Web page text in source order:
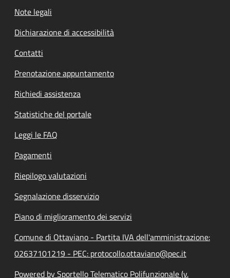
Note legali
Dichiarazione di accessibilità
Contatti
Prenotazione appuntamento
Richiedi assistenza
Statistiche del portale
Leggi le FAQ
Pagamenti
Riepilogo valutazioni
Segnalazione disservizio
Piano di miglioramento dei servizi
Comune di Ottaviano - Partita IVA dell'amministrazione:
02637101219 - PEC: protocollo.ottaviano@pec.it
Powered by Sportello Telematico Polifunzionale (v.